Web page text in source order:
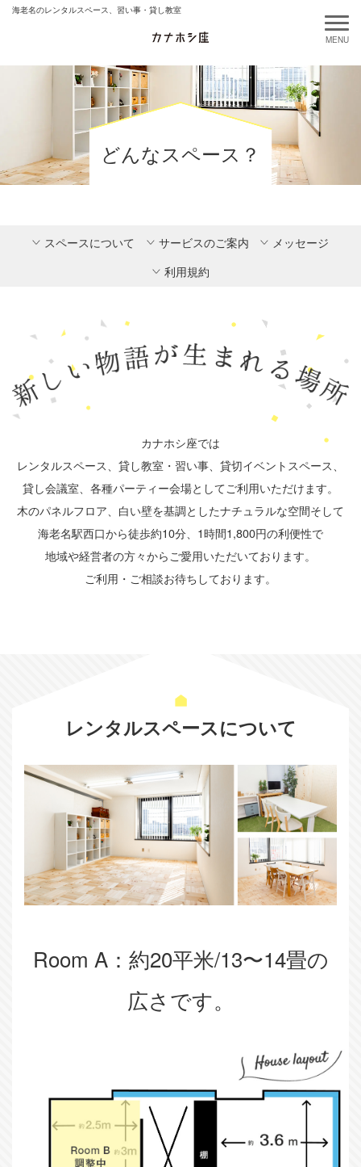
海老名のレンタルスペース、習い事・貸し教室
どんなスペース？
スペースについて サービスのご案内
メッセージ
利用規約
カナホシ座では
レンタルスペース、貸し教室・習い事、貸切イベントスペース、
貸し会議室、各種パーティー会場としてご利用いただけます。
木のパネルフロア、白い壁を基調としたナチュラルな空間そして
海老名駅西口から徒歩約10分、1時間1,800円の利便性で
地域や経営者の方々からご愛用いただいております。
ご利用・ご相談お待ちしております。
レンタルスペースについて
Room A：約20平米/13〜14畳の
広さです。